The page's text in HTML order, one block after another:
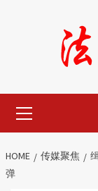
Menu
HOME 传媒聚焦
弹